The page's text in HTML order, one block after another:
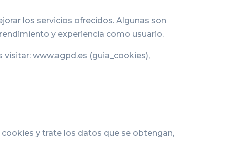
los servicios ofrecidos. Algunas son
y experiencia como usuario.
www.agpd.es (guia_cookies),
y trate los datos que se obtengan,